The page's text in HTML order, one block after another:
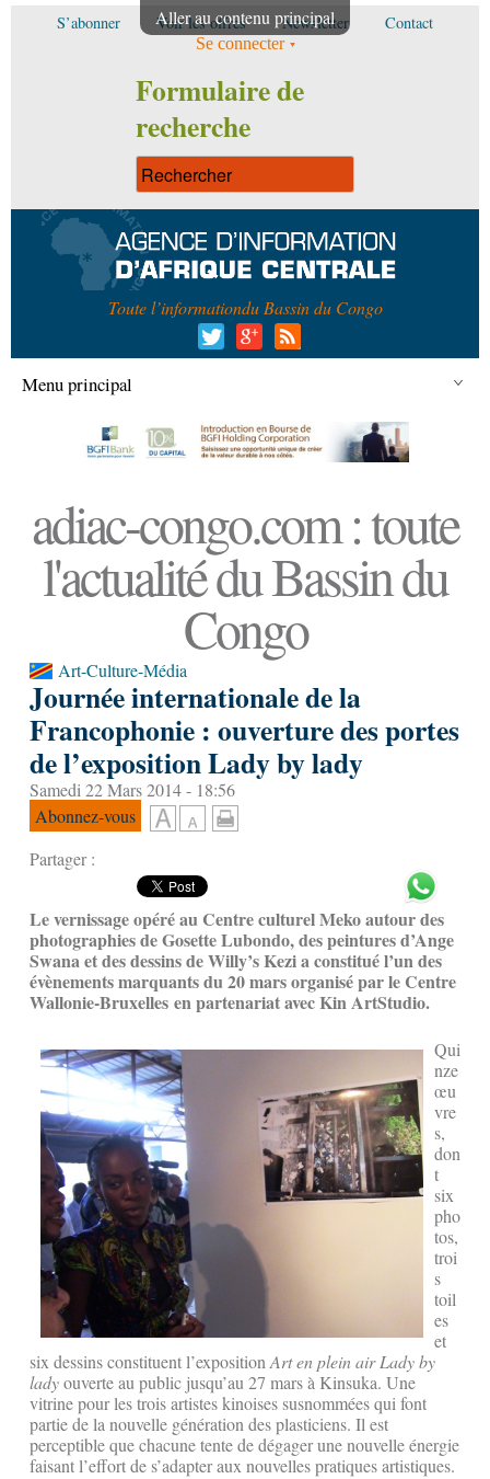
Aller au contenu principal
S’abonner Voir les offres Newsletter Contact
Se connecter
Formulaire de
recherche
Toute l’informationdu Bassin du Congo
Menu principal
adiac-congo.com : toute
l'actualité du Bassin du
Congo
Art-Culture-Média
Journée internationale de la
Francophonie : ouverture des portes
de l’exposition Lady by lady
Samedi 22 Mars 2014 - 18:56
Abonnez-vous
Partager :
Le vernissage opéré au Centre culturel Meko autour des
photographies de Gosette Lubondo, des peintures d’Ange
Swana et des dessins de Willy’s Kezi a constitué l’un des
évènements marquants du 20 mars organisé par le Centre
Wallonie-Bruxelles en partenariat avec Kin ArtStudio.
Qui
nze
œu
vre
s,
don
t
six
pho
tos,
troi
s
toil
es
et
six dessins constituent l’expositionArt en plein air Lady by
ladyouverte au public jusqu’au 27 mars à Kinsuka. Une
vitrine pour les trois artistes kinoises susnommées qui font
partie de la nouvelle génération des plasticiens. Il est
perceptible que chacune tente de dégager une nouvelle énergie
faisant l’effort de s’adapter aux nouvelles pratiques artistiques.